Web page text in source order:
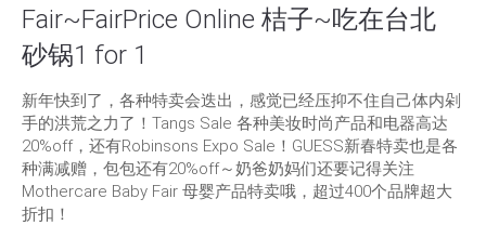
Fair~FairPrice Online 桔子~吃在台北
砂锅1 for 1
新年快到了，各种特卖会迭出，感觉已经压抑不住自己体内剁
手的洪荒之力了！Tangs Sale 各种美妆时尚产品和电器高达
20%off，还有Robinsons Expo Sale！GUESS新春特卖也是各
种满减赠，包包还有20%off～奶爸奶妈们还要记得关注
Mothercare Baby Fair 母婴产品特卖哦，超过400个品牌超大
折扣！